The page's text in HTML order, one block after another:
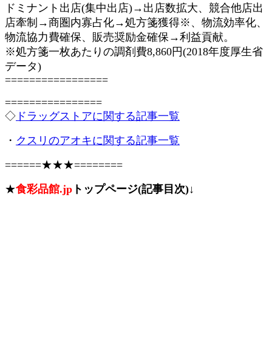
ドミナント出店(集中出店)→出店数拡大、競合他店出
店牽制→商圏内寡占化→処方箋獲得※、物流効率化、
物流協力費確保、販売奨励金確保→利益貢献。
※処方箋一枚あたりの調剤費8,860円(2018年度厚生省
データ)
=================
================
◇ ドラッグストアに関する記事一覧
・ クスリのアオキに関する記事一覧
======★★★========
★食彩品館.jp トップページ(記事目次)↓